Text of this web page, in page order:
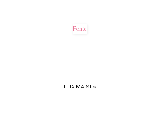
Fonte
LEIA MAIS! »